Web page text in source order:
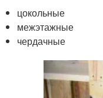
цокольные
межэтажные
чердачные